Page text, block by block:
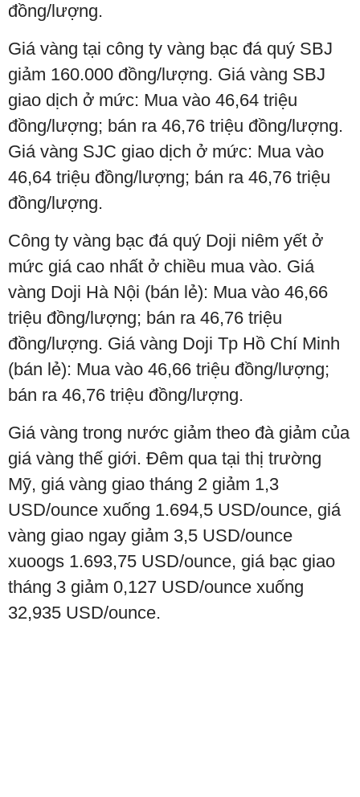
đồng/lượng.
Giá vàng tại công ty vàng bạc đá quý SBJ
giảm 160.000 đồng/lượng. Giá vàng SBJ
giao dịch ở mức: Mua vào 46,64 triệu
đồng/lượng; bán ra 46,76 triệu đồng/lượng.
Giá vàng SJC giao dịch ở mức: Mua vào
46,64 triệu đồng/lượng; bán ra 46,76 triệu
đồng/lượng.
Công ty vàng bạc đá quý Doji niêm yết ở
mức giá cao nhất ở chiều mua vào. Giá
vàng Doji Hà Nội (bán lẻ): Mua vào 46,66
triệu đồng/lượng; bán ra 46,76 triệu
đồng/lượng. Giá vàng Doji Tp Hồ Chí Minh
(bán lẻ): Mua vào 46,66 triệu đồng/lượng;
bán ra 46,76 triệu đồng/lượng.
Giá vàng trong nước giảm theo đà giảm của
giá vàng thế giới. Đêm qua tại thị trường
Mỹ, giá vàng giao tháng 2 giảm 1,3
USD/ounce xuống 1.694,5 USD/ounce, giá
vàng giao ngay giảm 3,5 USD/ounce
xuoogs 1.693,75 USD/ounce, giá bạc giao
tháng 3 giảm 0,127 USD/ounce xuống
32,935 USD/ounce.